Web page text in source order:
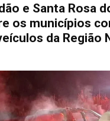
e Santa Rosa
os municípios
da Região